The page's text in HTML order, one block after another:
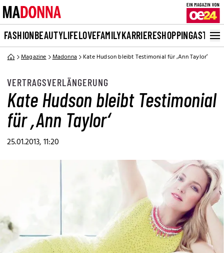
FASHIONBEAUTYLIFELOVEFAMILYKARRIERESHOPPINGASTRO
Magazine Madonna Kate Hudson bleibt Testimonial für ‚Ann Taylor‘
VERTRAGSVERLÄNGERUNG
Kate Hudson bleibt Testimonial
für ‚Ann Taylor‘
25.01.2013, 11:20